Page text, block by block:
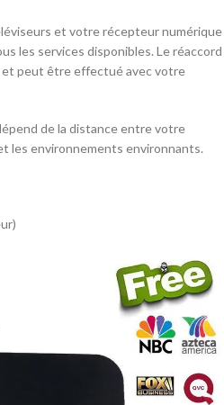
et votre récepteur numérique
les services disponibles. Le réaccord
peut être effectué avec votre
de la distance entre votre
les environnements environnants.